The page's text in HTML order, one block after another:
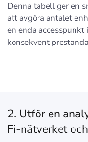
Denna tabell ger en
att avgöra antalet
en enda
konsekvent
2. Utför en
Fi-nätverket